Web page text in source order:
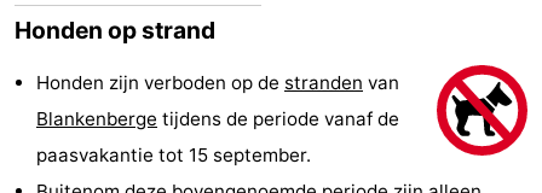
Holiday
Suites
Zeebrugge
-
Residentie
Green
Garden
-
Seaside
Blankenberge
Bed
(&
Campings
Honden op strand
Honden zijn verboden op de stranden van
Blankenberge tijdens de periode vanaf de
paasvakantie tot 15 september.